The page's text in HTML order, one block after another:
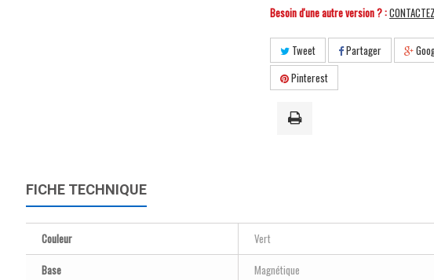
Besoin d'une autre version ? :
Tweet Partager
Pinterest
FICHE TECHNIQUE
Couleur
Vert
Base
Magnétique